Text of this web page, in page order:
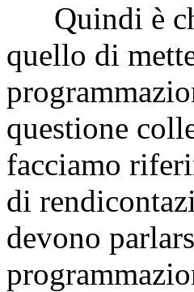
Quindi è
quello di
questione
facciamo
di
devono